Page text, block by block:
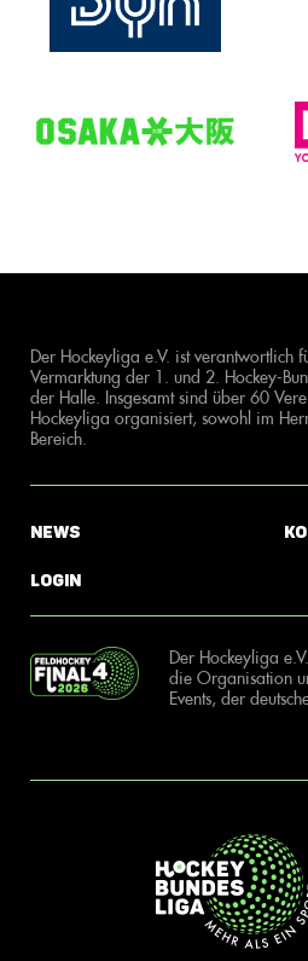
Der Hockeyliga e.V. ist verantwortlich
Vermarktung der 1. und 2. Hockey-
der Halle. Insgesamt sind über 60
Hockeyliga organisiert, sowohl im
Bereich.
News
Login
Der Hockeyliga
die Organisation
Events, der